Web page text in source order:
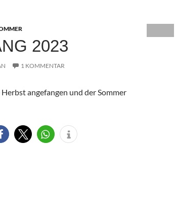
2023
1 KOMMENTAR
angefangen und der Sommer